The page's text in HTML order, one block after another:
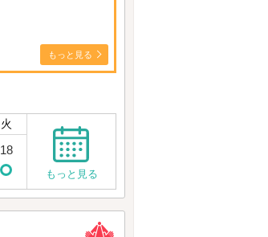
もっと見る
火
18
もっと見る